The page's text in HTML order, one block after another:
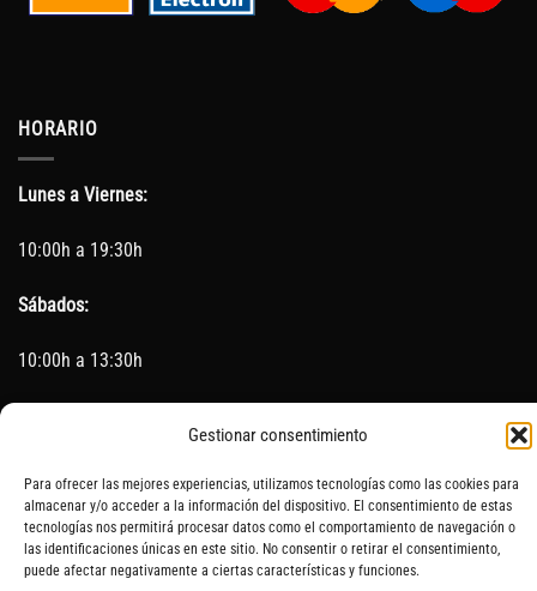
Gestionar consentimiento
Para ofrecer las mejores experiencias, utilizamos tecnologías como las cookies para
almacenar y/o acceder a la información del dispositivo. El consentimiento de estas
tecnologías nos permitirá procesar datos como el comportamiento de navegación o
las identificaciones únicas en este sitio. No consentir o retirar el consentimiento,
puede afectar negativamente a ciertas características y funciones.
HORARIO
Lunes a Viernes:
10:00h a 19:30h
Sábados:
10:00h a 13:30h
SOBRE NOSOTROS CONTACTO AVISO LEGAL BLOG